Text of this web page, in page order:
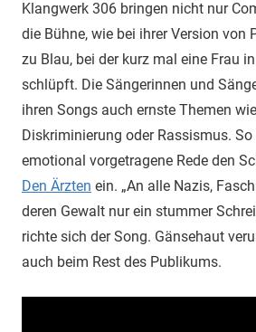
Klangwerk 306 bringen nicht nur
die Bühne, wie bei ihrer Version von
zu Blau, bei der kurz mal eine Frau
schlüpft. Die Sängerinnen und
ihren Songs auch ernste Themen
Diskriminierung oder Rassismus. So
emotional vorgetragene Rede den
Den Ärzten ein. „An alle Nazis,
deren Gewalt nur ein stummer
richte sich der Song. Gänsehaut
auch beim Rest des Publikums.